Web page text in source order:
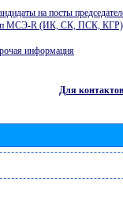
на посты
МСЭ-R (ИК, СК, ПСК, КГР)
информация
Для контактов